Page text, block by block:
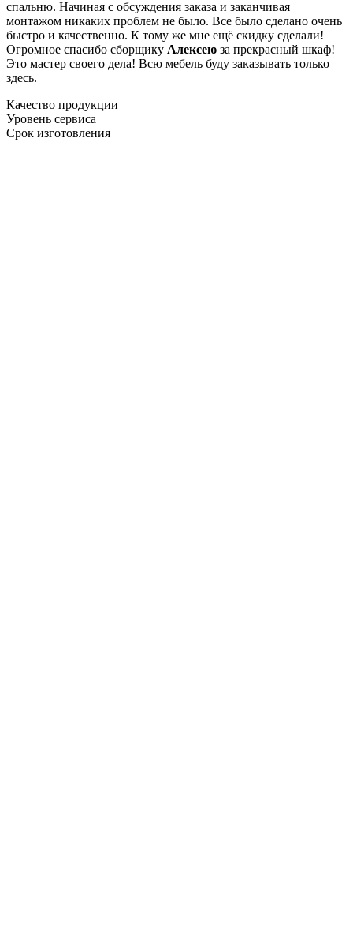
спальню. Начиная с обсуждения заказа и заканчивая
монтажом никаких проблем не было. Все было сделано очень
быстро и качественно. К тому же мне ещё скидку сделали!
Огромное спасибо сборщику Алексею за прекрасный шкаф!
Это мастер своего дела! Всю мебель буду заказывать только
здесь.
Качество продукции
Уровень сервиса
Срок изготовления